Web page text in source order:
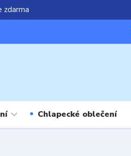
zdarma
Chlapecké oblečení